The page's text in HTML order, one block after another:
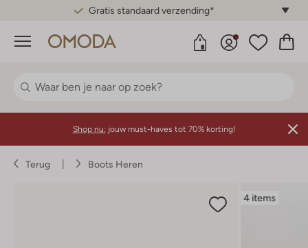
Gratis standaard verzending*
Menu
Shop nu: jouw must-haves tot 70% korting!
Terug Boots Heren
4 items